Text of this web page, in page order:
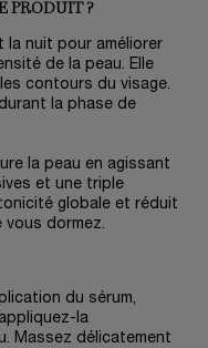
PRODUIT ?
la nuit pour améliorer
de la peau. Elle
contours du visage.
la phase de
la peau en agissant
et une triple
globale et réduit
vous dormez.
du sérum,
la
Massez délicatement